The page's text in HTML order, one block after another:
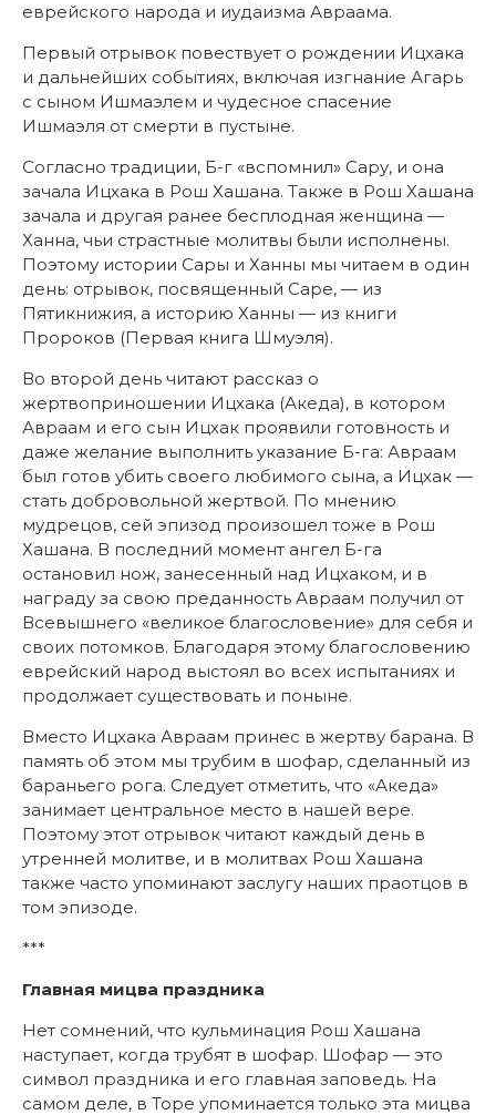
еврейского народа и иудаизма Авраама.
Первый отрывок повествует о рождении Ицхака
и дальнейших событиях, включая изгнание Агарь
с сыном Ишмаэлем и чудесное спасение
Ишмаэля от смерти в пустыне.
Согласно традиции, Б-г «вспомнил» Сару, и она
зачала Ицхака в Рош Хашана. Также в Рош Хашана
зачала и другая ранее бесплодная женщина —
Ханна, чьи страстные молитвы были исполнены.
Поэтому истории Сары и Ханны мы читаем в один
день: отрывок, посвященный Саре, — из
Пятикнижия, а историю Ханны — из книги
Пророков (Первая книга Шмуэля).
Во второй день читают рассказ о
жертвоприношении Ицхака (Акеда), в котором
Авраам и его сын Ицхак проявили готовность и
даже желание выполнить указание Б-га: Авраам
был готов убить своего любимого сына, а Ицхак —
стать добровольной жертвой. По мнению
мудрецов, сей эпизод произошел тоже в Рош
Хашана. В последний момент ангел Б-га
остановил нож, занесенный над Ицхаком, и в
награду за свою преданность Авраам получил от
Всевышнего «великое благословение» для себя и
своих потомков. Благодаря этому благословению
еврейский народ выстоял во всех испытаниях и
продолжает существовать и поныне.
Вместо Ицхака Авраам принес в жертву барана. В
память об этом мы трубим в шофар, сделанный из
бараньего рога. Следует отметить, что «Акеда»
занимает центральное место в нашей вере.
Поэтому этот отрывок читают каждый день в
утренней молитве, и в молитвах Рош Хашана
также часто упоминают заслугу наших праотцов в
том эпизоде.
***
Главная мицва праздника
Нет сомнений, что кульминация Рош Хашана
наступает, когда трубят в шофар. Шофар — это
символ праздника и его главная заповедь. На
самом деле, в Торе упоминается только эта мицва